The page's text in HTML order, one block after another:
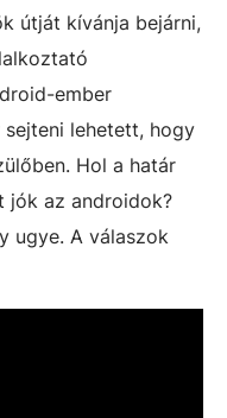
útját kívánja bejárni,
ember
sejteni lehetett, hogy
Hol a határ
jók az androidok?
ugye. A válaszok